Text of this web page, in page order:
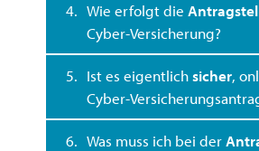
4. Wie erfolgt die
Cyber-Versicherung?
5. Ist es eigentlichsicher,
Cyber-
6. Was muss ich bei der